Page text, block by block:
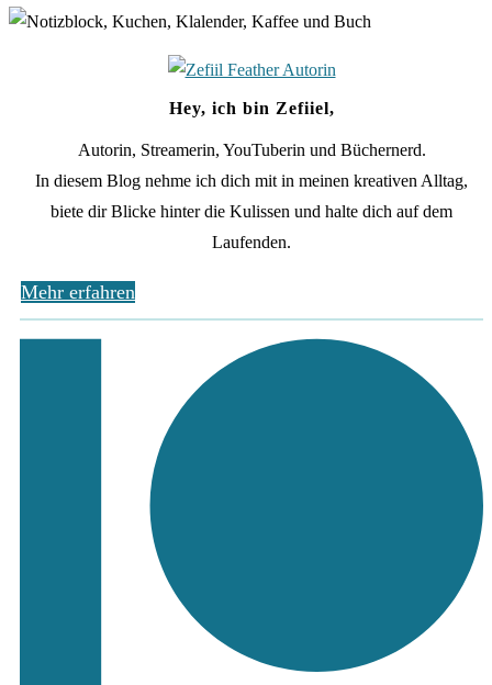
Hey, ich bin Zefiiel,
Autorin, Streamerin, YouTuberin und Büchernerd.
In diesem Blog nehme ich dich mit in meinen kreativen Alltag,
biete dir Blicke hinter die Kulissen und halte dich auf dem
Laufenden.
Mehr erfahren